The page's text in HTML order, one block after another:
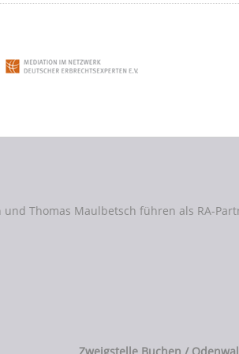
Thomas Maulbetsch führen als RA-